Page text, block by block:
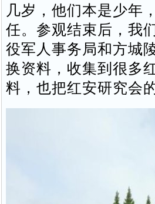
几岁，他们本是少年
任。参观结束后，我
役军人事务局和方城
换资料，收集到很多
料，也把红安研究会